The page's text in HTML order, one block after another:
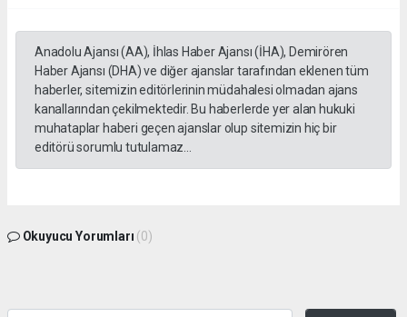
Anadolu Ajansı (AA), İhlas Haber Ajansı (İHA), Demirören
Haber Ajansı (DHA) ve diğer ajanslar tarafından eklenen tüm
haberler, sitemizin editörlerinin müdahalesi olmadan ajans
kanallarından çekilmektedir. Bu haberlerde yer alan hukuki
muhataplar haberi geçen ajanslar olup sitemizin hiç bir
editörü sorumlu tutulamaz...
Okuyucu Yorumları (0)